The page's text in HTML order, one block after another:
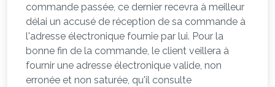
commande passée, ce dernier recevra à meilleur
délai un accusé de réception de sa commande à
l'adresse électronique fournie par lui. Pour la
bonne fin de la commande, le client veillera à
fournir une adresse électronique valide, non
erronée et non saturée, qu'il consulte